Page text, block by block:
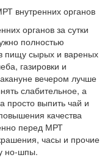
внутренних органов
органов за сутки
полностью
пищу сырых и вареных
газировки и
вечером лучше
слабительное, а
просто выпить чай и
качества
перед МРТ
часы и прочие
но-шпы.